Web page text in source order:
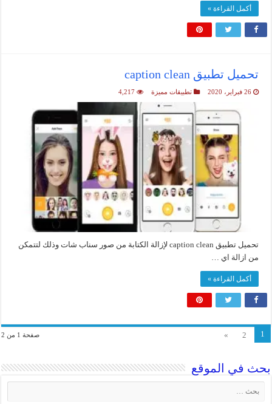
أكمل القراءة »
تحميل تطبيق caption clean
26 فبراير، 2020 تطبيقات مميزة 4,217
تحميل تطبيق caption clean لإزالة الكتابة من صور سناب شات وذلك لتتمكن
من ازالة اي …
أكمل القراءة »
صفحة 1 من 2 1
2
»
بحث في الموقع